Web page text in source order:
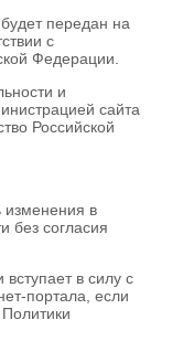
передан на
с
Федерации.
и
сайта
Российской
изменения в
без согласия
в силу с
портала, если